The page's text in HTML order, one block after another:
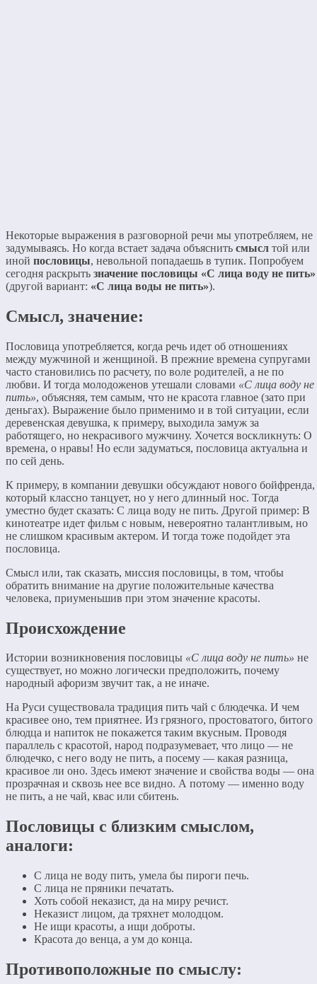
Некоторые выражения в разговорной речи мы употребляем, не
задумываясь. Но когда встает задача объяснить смысл той или
иной пословицы, невольной попадаешь в тупик. Попробуем
сегодня раскрыть значение пословицы «С лица воду не пить»
(другой вариант: «С лица воды не пить»).
Смысл, значение:
Пословица употребляется, когда речь идет об отношениях
между мужчиной и женщиной. В прежние времена супругами
часто становились по расчету, по воле родителей, а не по
любви. И тогда молодоженов утешали словами «С лица воду не
пить», объясняя, тем самым, что не красота главное (зато при
деньгах). Выражение было применимо и в той ситуации, если
деревенская девушка, к примеру, выходила замуж за
работящего, но некрасивого мужчину. Хочется воскликнуть: О
времена, о нравы! Но если задуматься, пословица актуальна и
по сей день.
К примеру, в компании девушки обсуждают нового бойфренда,
который классно танцует, но у него длинный нос. Тогда
уместно будет сказать: С лица воду не пить. Другой пример: В
кинотеатре идет фильм с новым, невероятно талантливым, но
не слишком красивым актером. И тогда тоже подойдет эта
пословица.
Смысл или, так сказать, миссия пословицы, в том, чтобы
обратить внимание на другие положительные качества
человека, приуменьшив при этом значение красоты.
Происхождение
Истории возникновения пословицы «С лица воду не пить» не
существует, но можно логически предположить, почему
народный афоризм звучит так, а не иначе.
На Руси существовала традиция пить чай с блюдечка. И чем
красивее оно, тем приятнее. Из грязного, простоватого, битого
блюдца и напиток не покажется таким вкусным. Проводя
параллель с красотой, народ подразумевает, что лицо — не
блюдечко, с него воду не пить, а посему — какая разница,
красивое ли оно. Здесь имеют значение и свойства воды — она
прозрачная и сквозь нее все видно. А потому — именно воду
не пить, а не чай, квас или сбитень.
Пословицы с близким смыслом,
аналоги:
С лица не воду пить, умела бы пироги печь.
С лица не пряники печатать.
Хоть собой неказист, да на миру речист.
Неказист лицом, да тряхнет молодцом.
Не ищи красоты, а ищи доброты.
Красота до венца, а ум до конца.
Противоположные по смыслу: